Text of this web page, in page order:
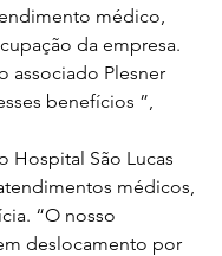
médico,
da empresa.
associado Plesner
benefícios ”,
Hospital São Lucas
médicos,
“O nosso
deslocamento por